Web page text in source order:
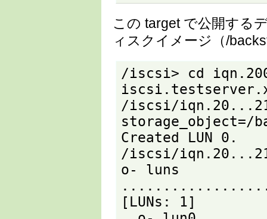
この target で公開する
ィスクイメージ（/
/iscsi> cd
/iscsi/
Created LUN 0.
/iscsi/
o- luns
[LUNs: 1]